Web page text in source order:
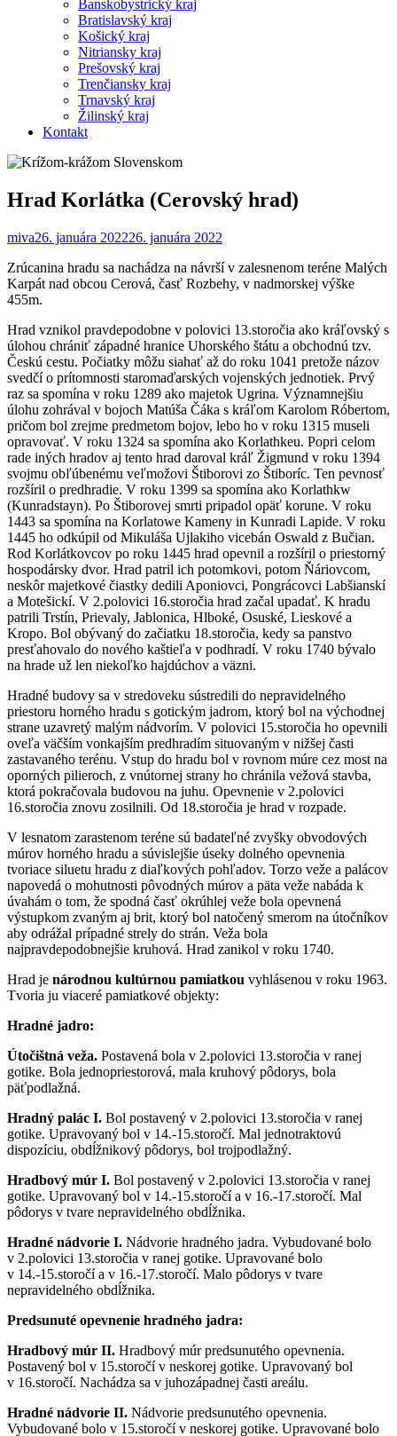
Banskobystrický kraj
Bratislavský kraj
Košický kraj
Nitriansky kraj
Prešovský kraj
Trenčiansky kraj
Trnavský kraj
Žilinský kraj
Kontakt
Hrad Korlátka (Cerovský hrad)
miva26. januára 202226. januára 2022
Zrúcanina hradu sa nachádza na návrší v zalesnenom teréne Malých
Karpát nad obcou Cerová, časť Rozbehy, v nadmorskej výške
455m.
Hrad vznikol pravdepodobne v polovici 13.storočia ako kráľovský s
úlohou chrániť západné hranice Uhorského štátu a obchodnú tzv.
Českú cestu. Počiatky môžu siahať až do roku 1041 pretože názov
svedčí o prítomnosti staromaďarských vojenských jednotiek. Prvý
raz sa spomína v roku 1289 ako majetok Ugrina. Významnejšiu
úlohu zohrával v bojoch Matúša Čáka s kráľom Karolom Róbertom,
pričom bol zrejme predmetom bojov, lebo ho v roku 1315 museli
opravovať. V roku 1324 sa spomína ako Korlathkeu. Popri celom
rade iných hradov aj tento hrad daroval kráľ Žigmund v roku 1394
svojmu obľúbenému veľmožovi Štiborovi zo Štiboríc. Ten pevnosť
rozšíril o predhradie. V roku 1399 sa spomína ako Korlathkw
(Kunradstayn). Po Štiborovej smrti pripadol opäť korune. V roku
1443 sa spomína na Korlatowe Kameny in Kunradi Lapide. V roku
1445 ho odkúpil od Mikuláša Ujlakiho vicebán Oswald z Bučian.
Rod Korlátkovcov po roku 1445 hrad opevnil a rozšíril o priestorný
hospodársky dvor. Hrad patril ich potomkovi, potom Ňáriovcom,
neskôr majetkové čiastky dedili Aponiovci, Pongrácovci Labšianskí
a Motešickí. V 2.polovici 16.storočia hrad začal upadať. K hradu
patrili Trstín, Prievaly, Jablonica, Hlboké, Osuské, Lieskové a
Kropo. Bol obývaný do začiatku 18.storočia, kedy sa panstvo
presťahovalo do nového kaštieľa v podhradí. V roku 1740 bývalo
na hrade už len niekoľko hajdúchov a väzni.
Hradné budovy sa v stredoveku sústredili do nepravidelného
priestoru horného hradu s gotickým jadrom, ktorý bol na východnej
strane uzavretý malým nádvorím. V polovici 15.storočia ho opevnili
oveľa väčším vonkajším predhradím situovaným v nižšej časti
zastavaného terénu. Vstup do hradu bol v rovnom múre cez most na
oporných pilieroch, z vnútornej strany ho chránila vežová stavba,
ktorá pokračovala budovou na juhu. Opevnenie v 2.polovici
16.storočia znovu zosilnili. Od 18.storočia je hrad v rozpade.
V lesnatom zarastenom teréne sú badateľné zvyšky obvodových
múrov horného hradu a súvislejšie úseky dolného opevnenia
tvoriace siluetu hradu z diaľkových pohľadov. Torzo veže a palácov
napovedá o mohutnosti pôvodných múrov a päta veže nabáda k
úvahám o tom, že spodná časť okrúhlej veže bola opevnená
výstupkom zvaným aj brit, ktorý bol natočený smerom na útočníkov
aby odrážal prípadné strely do strán. Veža bola
najpravdepodobnejšie kruhová. Hrad zanikol v roku 1740.
Hrad je národnou kultúrnou pamiatkou vyhlásenou v roku 1963.
Tvoria ju viaceré pamiatkové objekty:
Hradné jadro:
Útočištná veža. Postavená bola v 2.polovici 13.storočia v ranej
gotike. Bola jednopriestorová, mala kruhový pôdorys, bola
päťpodlažná.
Hradný palác I. Bol postavený v 2.polovici 13.storočia v ranej
gotike. Upravovaný bol v 14.-15.storočí. Mal jednotraktovú
dispozíciu, obdĺžnikový pôdorys, bol trojpodlažný.
Hradbový múr I. Bol postavený v 2.polovici 13.storočia v ranej
gotike. Upravovaný bol v 14.-15.storočí a v 16.-17.storočí. Mal
pôdorys v tvare nepravidelného obdĺžnika.
Hradné nádvorie I. Nádvorie hradného jadra. Vybudované bolo
v 2.polovici 13.storočia v ranej gotike. Upravované bolo
v 14.-15.storočí a v 16.-17.storočí. Malo pôdorys v tvare
nepravidelného obdĺžnika.
Predsunuté opevnenie hradného jadra:
Hradbový múr II. Hradbový múr predsunutého opevnenia.
Postavený bol v 15.storočí v neskorej gotike. Upravovaný bol
v 16.storočí. Nachádza sa v juhozápadnej časti areálu.
Hradné nádvorie II. Nádvorie predsunutého opevnenia.
Vybudované bolo v 15.storočí v neskorej gotike. Upravované bolo